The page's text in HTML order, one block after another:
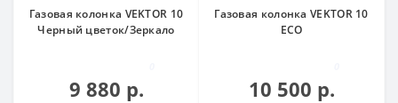
Газовая колонка VEKTOR 10
Черный цветок/Зеркало
9 880 р.
Газовая колонка VEKTOR 10
ECO
10 500 р.